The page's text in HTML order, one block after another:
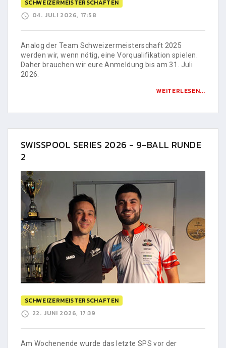
SCHWEIZERMEISTERSCHAFTEN
04. JULI 2026, 17:58
Analog der Team Schweizermeisterschaft 2025
werden wir, wenn nötig, eine Vorqualifikation spielen.
Daher brauchen wir eure Anmeldung bis am 31. Juli
2026.
WEITERLESEN...
SWISSPOOL SERIES 2026 - 9-BALL RUNDE
2
SCHWEIZERMEISTERSCHAFTEN
22. JUNI 2026, 17:39
Am Wochenende wurde das letzte SPS vor der